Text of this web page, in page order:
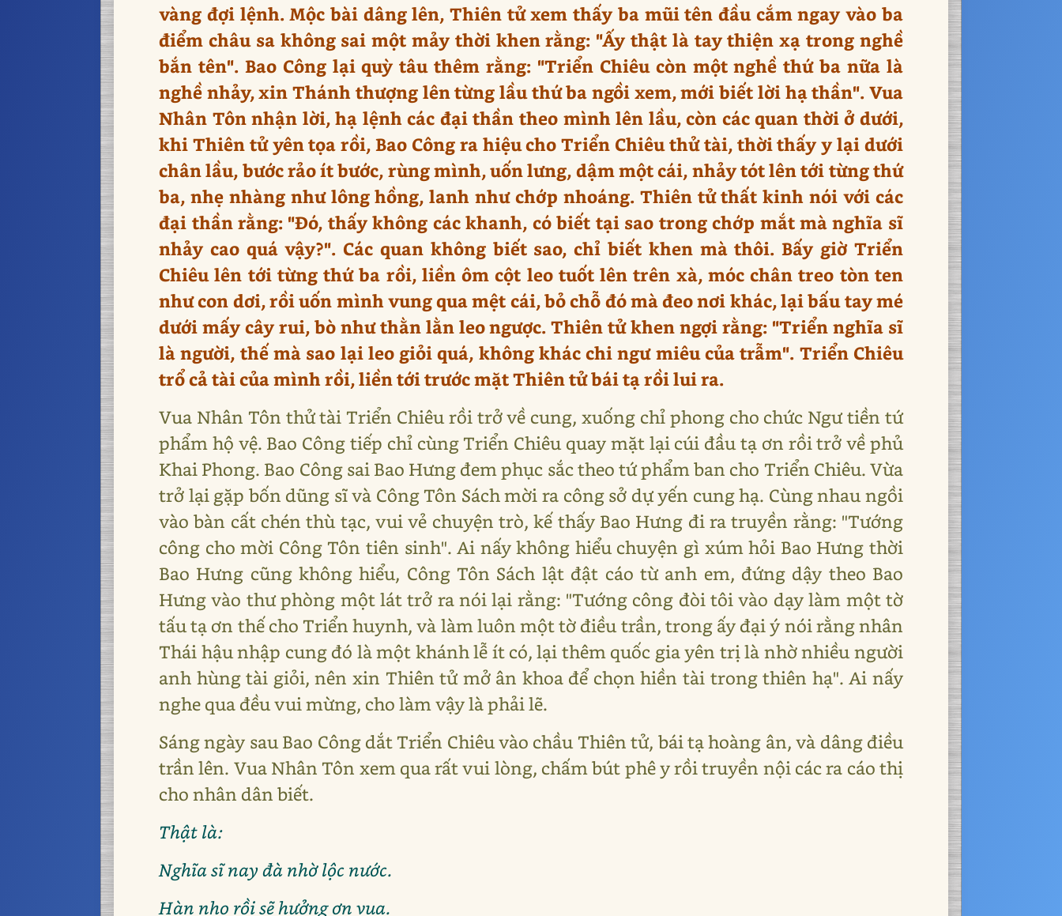
vàng đợi lệnh. Mộc bài dâng lên, Thiên tử xem thấy ba mũi tên đầu cắm ngay vào ba
điểm châu sa không sai một mảy thời khen rằng: "Ấy thật là tay thiện xạ trong nghề
bắn tên". Bao Công lại quỳ tâu thêm rằng: "Triển Chiêu còn một nghề thứ ba nữa là
nghề nhảy, xin Thánh thượng lên từng lầu thứ ba ngồi xem, mới biết lời hạ thần". Vua
Nhân Tôn nhận lời, hạ lệnh các đại thần theo mình lên lầu, còn các quan thời ở dưới,
khi Thiên tử yên tọa rồi, Bao Công ra hiệu cho Triển Chiêu thử tài, thời thấy y lại dưới
chân lầu, bước rảo ít bước, rùng mình, uốn lưng, dậm một cái, nhảy tót lên tới từng thứ
ba, nhẹ nhàng như lông hồng, lanh như chớp nhoáng. Thiên tử thất kinh nói với các
đại thần rằng: "Đó, thấy không các khanh, có biết tại sao trong chớp mắt mà nghĩa sĩ
nhảy cao quá vậy?". Các quan không biết sao, chỉ biết khen mà thôi. Bấy giờ Triển
Chiêu lên tới từng thứ ba rồi, liền ôm cột leo tuốt lên trên xà, móc chân treo tòn ten
như con dơi, rồi uốn mình vung qua mệt cái, bỏ chỗ đó mà đeo nơi khác, lại bấu tay mé
dưới mấy cây rui, bò như thằn lằn leo ngược. Thiên tử khen ngợi rằng: "Triển nghĩa sĩ
là người, thế mà sao lại leo giỏi quá, không khác chi ngư miêu của trẫm". Triển Chiêu
trổ cả tài của mình rồi, liền tới trước mặt Thiên tử bái tạ rồi lui ra.
Vua Nhân Tôn thử tài Triển Chiêu rồi trở về cung, xuống chỉ phong cho chức Ngư tiền tứ
phẩm hộ vệ. Bao Công tiếp chỉ cùng Triển Chiêu quay mặt lại cúi đầu tạ ơn rồi trở về phủ
Khai Phong. Bao Công sai Bao Hưng đem phục sắc theo tứ phẩm ban cho Triển Chiêu. Vừa
trở lại gặp bốn dũng sĩ và Công Tôn Sách mời ra công sở dự yến cung hạ. Cùng nhau ngồi
vào bàn cất chén thù tạc, vui vẻ chuyện trò, kế thấy Bao Hưng đi ra truyền rằng: "Tướng
công cho mời Công Tôn tiên sinh". Ai nấy không hiểu chuyện gì xúm hỏi Bao Hưng thời
Bao Hưng cũng không hiểu, Công Tôn Sách lật đật cáo từ anh em, đứng dậy theo Bao
Hưng vào thư phòng một lát trở ra nói lại rằng: "Tướng công đòi tôi vào dạy làm một tờ
tấu tạ ơn thế cho Triển huynh, và làm luôn một tờ điều trần, trong ấy đại ý nói rằng nhân
Thái hậu nhập cung đó là một khánh lễ ít có, lại thêm quốc gia yên trị là nhờ nhiều người
anh hùng tài giỏi, nên xin Thiên tử mở ân khoa để chọn hiền tài trong thiên hạ". Ai nấy
nghe qua đều vui mừng, cho làm vậy là phải lẽ.
Sáng ngày sau Bao Công dắt Triển Chiêu vào chầu Thiên tử, bái tạ hoàng ân, và dâng điều
trần lên. Vua Nhân Tôn xem qua rất vui lòng, chấm bút phê y rồi truyền nội các ra cáo thị
cho nhân dân biết.
Thật là:
Nghĩa sĩ nay đà nhờ lộc nước.
Hàn nho rồi sẽ hưởng ơn vua.